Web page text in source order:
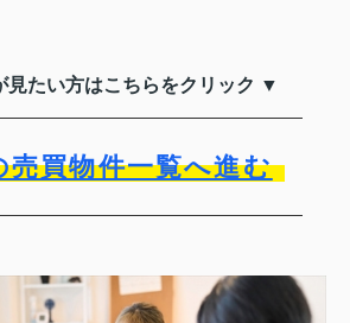
見たい方はこちらをクリック ▼
売買物件一覧へ進む